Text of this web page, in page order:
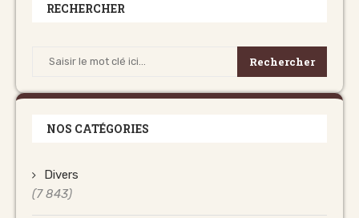
RECHERCHER
Rechercher
NOS CATÉGORIES
Divers
(7 843)